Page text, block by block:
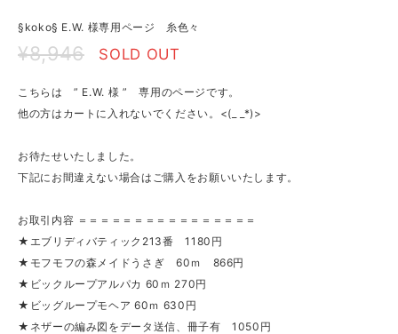
§koko§ E.W. 様専用ページ 糸色々
¥8,946 SOLD OUT
こちらは ” E.W. 様 ” 専用のページです。
他の方はカートに入れないでください。<(_ _*)>
お待たせいたしました。
下記にお間違えない場合はご購入をお願いいたします。
お取引内容 ＝＝＝＝＝＝＝＝＝＝＝＝＝＝＝＝
★エブリディバティック213番 1180円
★モフモフの森メイドうさぎ 60ｍ 866円
★ビックループアルパカ 60ｍ 270円
★ビッグループモヘア 60ｍ 630円
★ネザーの編み図をデータ送信、冊子有 1050円